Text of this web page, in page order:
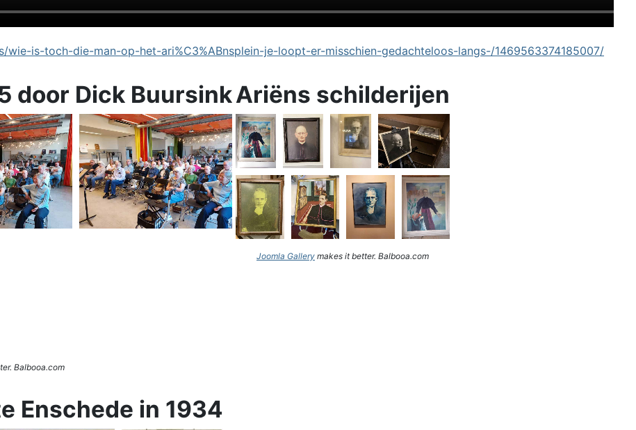
is-toch-die-man-op-het-ari%C3%ABnsplein-je-loopt-er-misschien-gedachteloos-langs-/1469563374185007/
door Dick Buursink
Balbooa.com
Ariëns schilderijen
Joomla Gallery makes it better. Balbooa.com
Enschede in 1934